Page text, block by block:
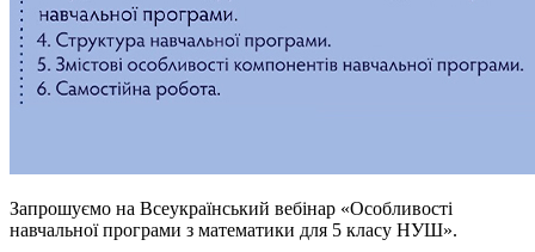
Запрошуємо на Всеукраїнський вебінар «Особливості
навчальної програми з математики для 5 класу НУШ».